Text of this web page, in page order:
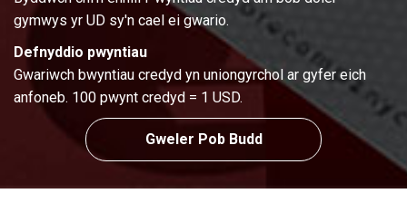
gymwys yr UD sy'n cael ei gwario.
Defnyddio pwyntiau
Gwariwch bwyntiau credyd yn uniongyrchol ar gyfer eich
anfoneb. 100 pwynt credyd = 1 USD.
Gweler Pob Budd